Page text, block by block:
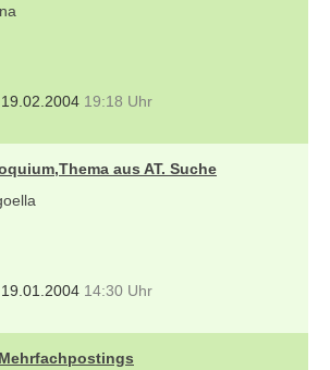
19.02.2004 19:18 Uhr
aus AT. Suche
19.01.2004 14:30 Uhr